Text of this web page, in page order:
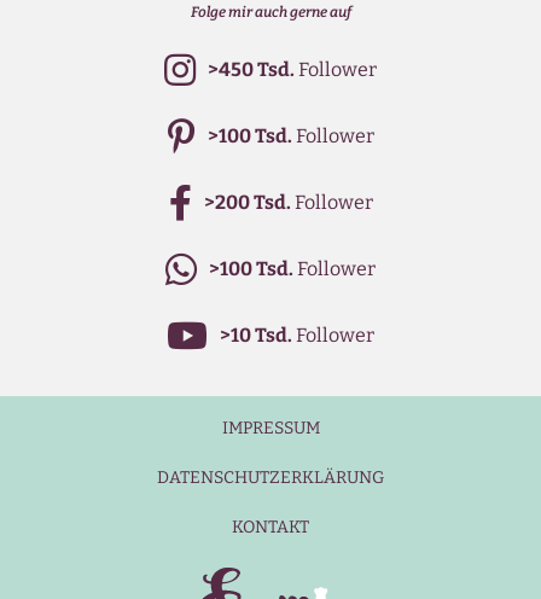
Folge mir auch gerne auf
>450 Tsd. Follower
>100 Tsd. Follower
>200 Tsd. Follower
>100 Tsd. Follower
>10 Tsd. Follower
IMPRESSUM
DATENSCHUTZERKLÄRUNG
KONTAKT